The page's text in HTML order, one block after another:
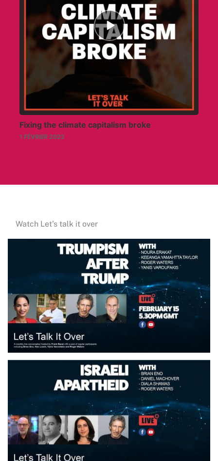
Episode
play
icon
Fixing the climate capitalism broke
1 FÉVRIER 2022
Watch Let’s talk it over
Date
Date